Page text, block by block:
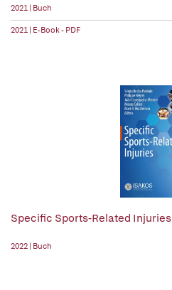
2021 | Buch
2021 | E-Book - PDF
Specific Sports-Related Injuries
2022 | Buch